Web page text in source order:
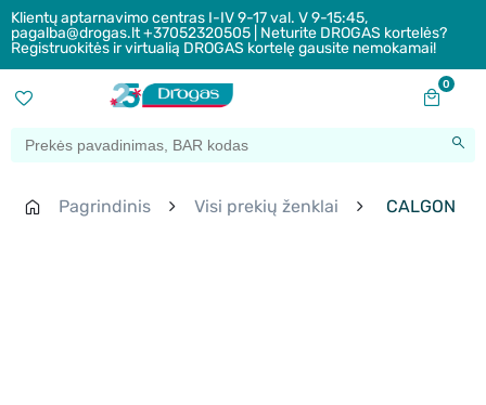
Klientų aptarnavimo centras I-IV 9-17 val. V 9-15:45,
pagalba@drogas.lt +37052320505 | Neturite DROGAS kortelės?
Registruokitės ir virtualią DROGAS kortelę gausite nemokamai!
0
Pagrindinis Visi prekių ženklai CALGON